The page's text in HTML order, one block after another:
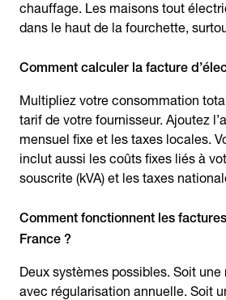
chauffage. Les maisons tout
dans le haut de la fourchette,
Comment calculer la facture
Multipliez votre consommation
tarif de votre fournisseur. Ajoutez
mensuel fixe et les taxes locales.
inclut aussi les coûts fixes liés à
souscrite (kVA) et les taxes
Comment fonctionnent les
France ?
Deux systèmes possibles. Soit
avec régularisation annuelle. Soit